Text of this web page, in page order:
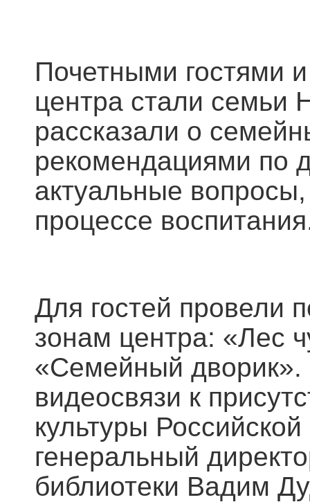
Почетными гостями
центра стали
рассказали о
рекомендациями по
актуальные
процессе
Для гостей провели
зонам центра: «Лес
«Семейный
видеосвязи к
культуры
генеральный
библиотеки Вадим